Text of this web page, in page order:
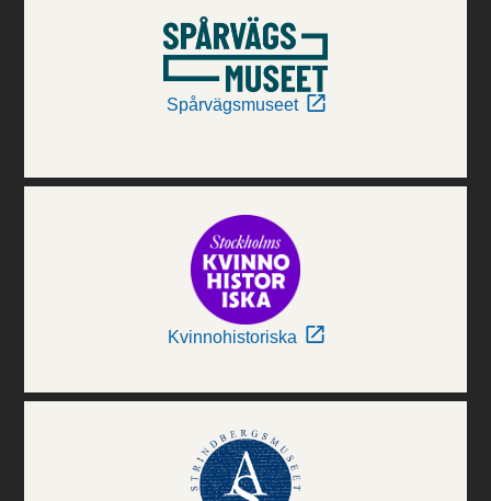
Spårvägsmuseet
Kvinnohistoriska